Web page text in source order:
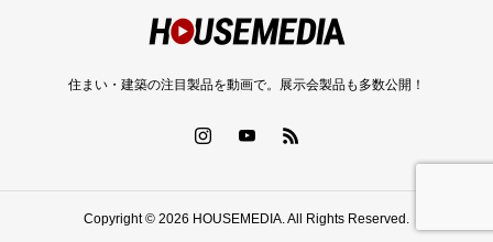
住まい・建築の注目製品を動画で。展示会製品も多数公開！
Copyright © 2026 HOUSEMEDIA. All Rights Reserved.